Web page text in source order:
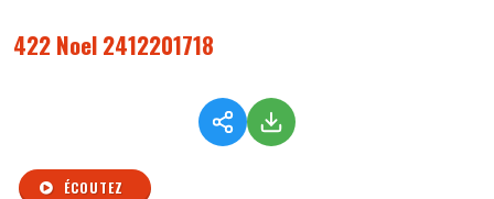
422 Noel 2412201718
ÉCOUTEZ